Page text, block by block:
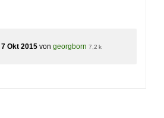
7 Okt 2015 von georgborn 7,2 k